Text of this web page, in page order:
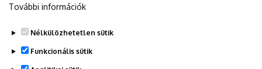
További információk
Nélkülözhetetlen sütik
Funkcionális sütik